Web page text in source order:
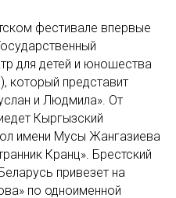
фестивале впервые
для детей и юношества
который представит
и Людмила». От
Кыргызский
имени Мусы Жангазиева
Кранц». Брестский
привезет на
по одноименной